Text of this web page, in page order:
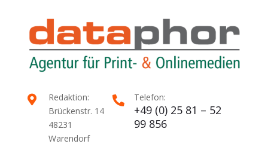

Redaktion:
Brückenstr. 14
48231
Warendorf
 Telefon:
+49 (0) 25 81 – 52
99 856